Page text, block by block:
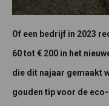
Of een bedrijf in 2023
60 tot € 200 in het
die dit najaar gemaakt
gouden tip voor de